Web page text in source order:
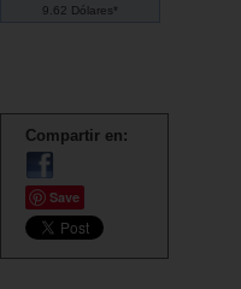
9.62 Dólares*
Compartir en:
Save